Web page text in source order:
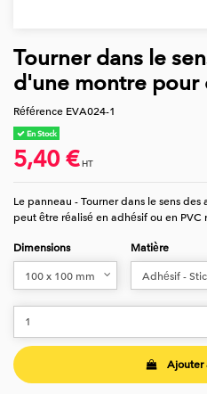
Tourner dans le
d'une montre pour
Référence EVA024-1
En Stock
5,40 € HT
Le panneau - Tourner dans le sens
peut être réalisé en adhésif ou en PVC
Dimensions Matière
Ajouter